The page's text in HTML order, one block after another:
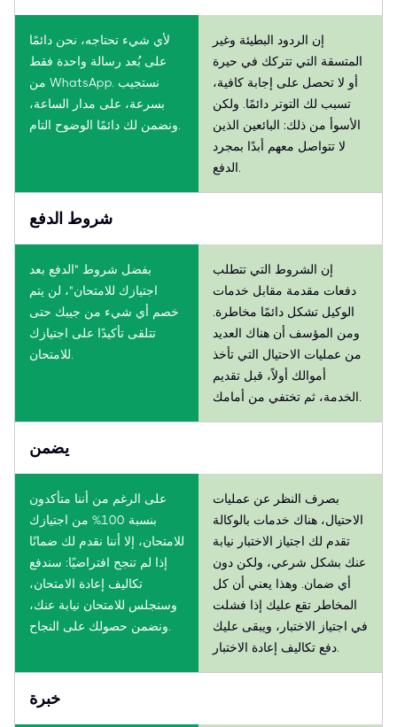
لأي شيء تحتاجه، نحن دائمًا
على بُعد رسالة واحدة فقط
من WhatsApp. نستجيب
بسرعة، على مدار الساعة،
إن الردود البطيئة وغير
المتسقة التي تتركك في حيرة
أو لا تحصل على إجابة كافية،
تسبب لك التوتر دائمًا. ولكن
الأسوأ من ذلك: البائعين الذين
لا تتواصل معهم أبدًا بمجرد
شروط الدفع
بفضل شروط "الدفع بعد
اجتيازك للامتحان"، لن يتم
خصم أي شيء من جيبك حتى
تتلقى تأكيدًا على اجتيازك
إن الشروط التي تتطلب
دفعات مقدمة مقابل خدمات
الوكيل تشكل دائمًا مخاطرة.
ومن المؤسف أن هناك العديد
من عمليات الاحتيال التي تأخذ
أموالك أولاً، قبل تقديم
يضمن
على الرغم من أننا متأكدون
بنسبة 100% من اجتيازك
للامتحان، إلا أننا نقدم لك ضمانًا
إذا لم تنجح افتراضيًا: سندفع
تكاليف إعادة الامتحان،
وسنجلس للامتحان نيابة عنك،
بصرف النظر عن عمليات
الاحتيال، هناك خدمات بالوكالة
تقدم لك اجتياز الاختبار نيابة
عنك بشكل شرعي، ولكن دون
أي ضمان. وهذا يعني أن كل
المخاطر تقع عليك إذا فشلت
في اجتياز الاختبار، ويبقى عليك
خبرة